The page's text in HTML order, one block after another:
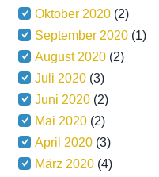
Oktober 2020 (2)
September 2020 (1)
August 2020 (2)
Juli 2020 (3)
Juni 2020 (2)
Mai 2020 (2)
April 2020 (3)
März 2020 (4)